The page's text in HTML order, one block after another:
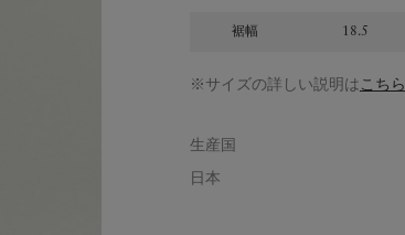
裾幅 18.5
※サイズの詳しい説明は こちら
生産国
日本